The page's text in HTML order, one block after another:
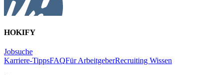
HOKIFY
Jobsuche
Karriere-TippsFAQFür ArbeitgeberRecruiting Wissen